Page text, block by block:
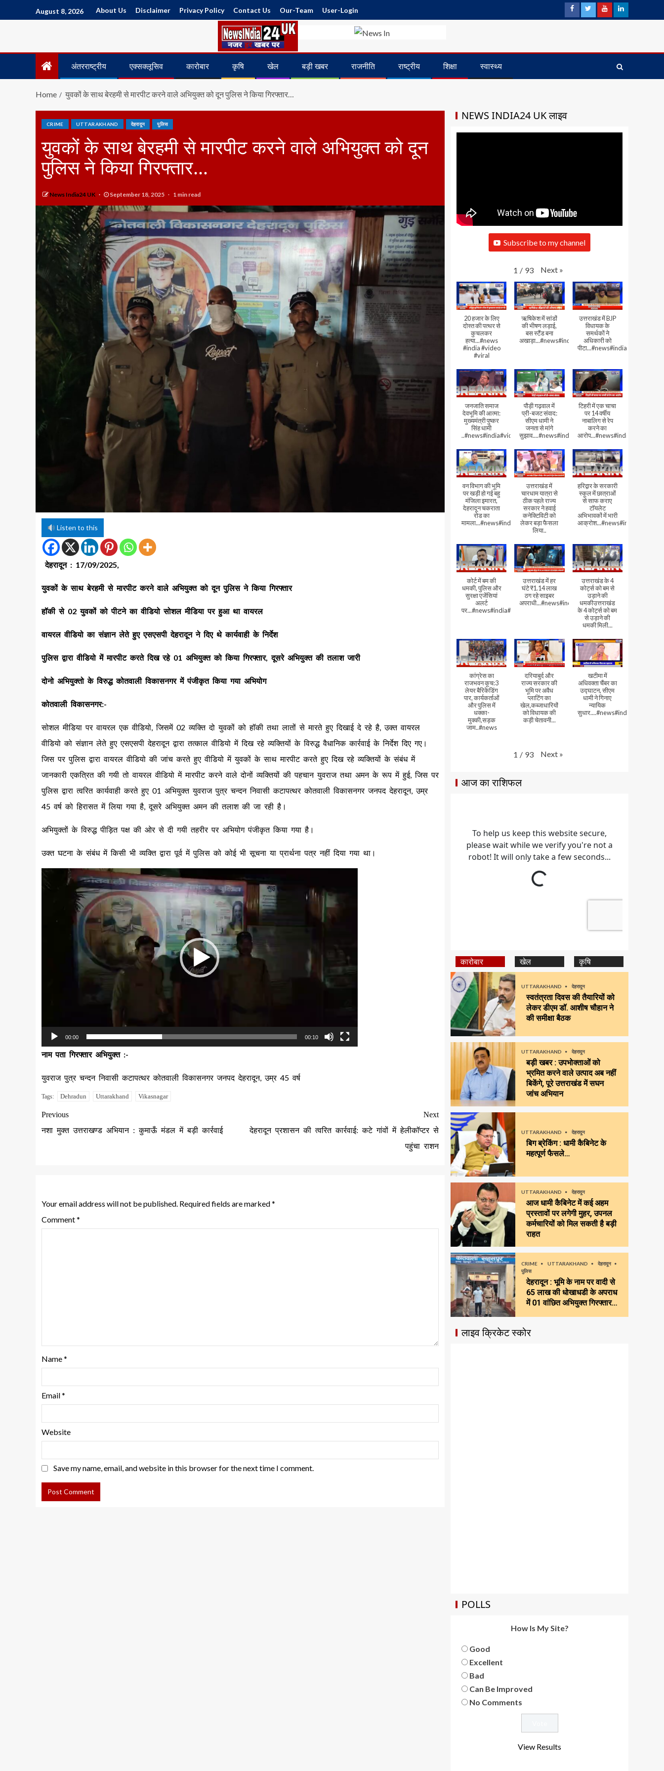
August 8, 2026 About Us Disclaimer Privacy Policy Contact Us Our-Team User-Login
अंतरराष्ट्रीय एक्सक्लूसिव कारोबार कृषि खेल बड़ी खबर राजनीति राष्ट्रीय शिक्षा स्वास्थ्य
Home युवकों के साथ बेरहमी से मारपीट करने वाले अभियुक्त को दून पुलिस ने किया गिरफ्तार…
CRIME UTTARAKHAND देहरादून पुलिस
युवकों के साथ बेरहमी से मारपीट करने वाले अभियुक्त को दून
पुलिस ने किया गिरफ्तार…
News India24 UK September 18, 2025 1 min read
Listen to this
देहरादून : 17/09/2025,
युवकों के साथ बेरहमी से मारपीट करने वाले अभियुक्त को दून पुलिस ने किया गिरफ्तार
हॉकी से 02 युवकों को पीटने का वीडियो सोशल मीडिया पर हुआ था वायरल
वायरल वीडियो का संज्ञान लेते हुए एसएसपी देहरादून ने दिए थे कार्यवाही के निर्देश
पुलिस द्वारा वीडियो में मारपीट करते दिख रहे 01 अभियुक्त को किया गिरफ्तार, दूसरे अभियुक्त की तलाश जारी
दोनो अभियुक्तो के विरुद्ध कोतवाली विकासनगर में पंजीकृत किया गया अभियोग
कोतवाली विकासनगर:-
सोशल मीडिया पर वायरल एक वीडियो, जिसमें 02 व्यक्ति दो युवकों को हॉकी तथा लातों से मारते हुए दिखाई दे रहे है, उक्त वायरल
वीडियो को संज्ञान लेते हुए एसएसपी देहरादून द्वारा तत्काल वीडियो में दिख रहे व्यक्तियों के विरुद्ध वैधानिक कार्रवाई के निर्देश दिए गए।
जिस पर पुलिस द्वारा वायरल वीडियो की जांच करते हुए वीडियो में युवकों के साथ मारपीट करते हुए दिख रहे व्यक्तियों के संबंध में
जानकारी एकत्रित की गयी तो वायरल वीडियो में मारपीट करने वाले दोनों व्यक्तियों की पहचान युवराज तथा अमन के रूप में हुई, जिस पर
पुलिस द्वारा त्वरित कार्यवाही करते हुए 01 अभियुक्त युवराज पुत्र चन्दन निवासी कटापत्थर कोतवाली विकासनगर जनपद देहरादून, उम्र
45 वर्ष को हिरासत में लिया गया है, दूसरे अभियुक्त अमन की तलाश की जा रही है।
अभियुक्तों के विरुद्ध पीड़ित पक्ष की ओर से दी गयी तहरीर पर अभियोग पंजीकृत किया गया है।
उक्त घटना के संबंध में किसी भी व्यक्ति द्वारा पूर्व में पुलिस को कोई भी सूचना या प्रार्थना पत्र नहीं दिया गया था।
Video
Player
00:00 00:10
नाम पता गिरफ्तार अभियुक्त :-
युवराज पुत्र चन्दन निवासी कटापत्थर कोतवाली विकासनगर जनपद देहरादून, उम्र 45 वर्ष
Tags: Dehradun Uttarakhand Vikasnagar
Previous
नशा मुक्त उत्तराखण्ड अभियान : कुमाऊँ मंडल में बड़ी कार्रवाई
Next
देहरादून प्रशासन की त्वरित कार्रवाई: कटे गांवों में हेलीकॉप्टर से
पहुंचा राशन
Your email address will not be published. Required fields are marked*
Comment*
Name*
Email*
Website
Save my name, email, and website in this browser for the next time I comment.
NEWS INDIA24 UK लाइव
Subscribe to my channel
1 / 93 Next »
20 हजार के लिए
दोस्त की पत्थर से
कुचलकर
हत्या...#news
#india #video
#viral
ऋषिकेश में सांडों
की भीषण लड़ाई,
बस स्टैंड बना
अखाड़ा...#news#india#video#viral
उत्तराखंड में BJP
विधायक के
समर्थकों ने
अधिकारी को
पीटा...#news#india#video#viral
जनजाति समाज
देवभूमि की आत्मा:
मुख्यमंत्री पुष्कर
सिंह धामी
..#news#india#video#viral
पौड़ी गढ़वाल में
प्री-बजट संवाद:
सीएम धामी ने
जनता से मांगे
सुझाव....#news#india#video#viral
टिहरी में एक चाचा
पर 14 वर्षीय
नाबालिग से रेप
करने का
आरोप...#news#india#video
वन विभाग की भूमि
पर खड़ी हो गई बहु
मंजिला इमारत,
देहरादून चकराता
रोड का
मामला...#news#india#video
उत्तराखंड में
चारधाम यात्रा से
ठीक पहले राज्य
सरकार ने हवाई
कनेक्टिविटी को
लेकर बड़ा फैसला
लिया..
हरिद्वार के सरकारी
स्कूल में छात्राओं
से साफ कराए
टॉयलेट
अभिभावकों में भारी
आक्रोश...#news#india
कोर्ट में बम की
धमकी, पुलिस और
सुरक्षा एजेंसियां
अलर्ट
पर...#news#india#video#viral
उत्तराखंड में हर
घंटे ₹1.14 लाख
ठग रहे साइबर
अपराधी...#news#india#video#viral
उत्तराखंड के 4
कोर्ट्स को बम से
उड़ाने की
धमकीउत्तराखंड
के 4 कोर्ट्स को बम
से उड़ाने की
धमकी मिली...
कांग्रेस का
राजभवन कूच:3
लेयर बैरिकेडिंग
पार, कार्यकर्ताओं
और पुलिस में
धक्का-
मुक्की,सड़क
जाम..#news
दरियाबुर्द और
राज्य सरकार की
भूमि पर अवैध
प्लाटिंग का
खेल,कब्जाधारियों
को विधायक की
कड़ी चेतावनी...
खटीमा में
अधिवक्ता चैंबर का
उद्घाटन, सीएम
धामी ने गिनाए
न्यायिक
सुधार....#news#india#video
1 / 93 Next »
आज का राशिफल
कारोबार खेल कृषि
UTTARAKHAND देहरादून
स्वतंत्रता दिवस की तैयारियों को
लेकर डीएम डॉ. आशीष चौहान ने
की समीक्षा बैठक
UTTARAKHAND देहरादून
बड़ी खबर : उपभोक्ताओं को
भ्रमित करने वाले उत्पाद अब नहीं
बिकेंगे, पूरे उत्तराखंड में सघन
जांच अभियान
UTTARAKHAND देहरादून
बिग ब्रेकिंग : धामी कैबिनेट के
महत्पूर्ण फैसले…
UTTARAKHAND देहरादून
आज धामी कैबिनेट में कई अहम
प्रस्तावों पर लगेगी मुहर, उपनल
कर्मचारियों को मिल सकती है बड़ी
राहत
CRIME UTTARAKHAND
देहरादून
पुलिस
देहरादून : भूमि के नाम पर वादी से
65 लाख की धोखाधडी के अपराध
में 01 वांछित अभियुक्त गिरफ्तार…
लाइव क्रिकेट स्कोर
POLLS
How Is My Site?
Good
Excellent
Bad
Can Be Improved
No Comments
View Results